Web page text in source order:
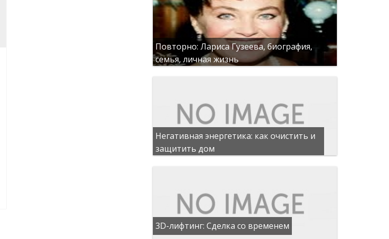
Повторно: Лариса Гузеева, биография,
семья, личная жизнь
Негативная энергетика: как очистить и
защитить дом
3D-лифтинг: Сделка со временем